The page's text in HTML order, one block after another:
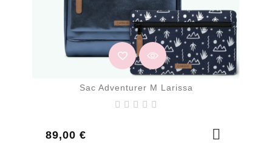
Sac Adventurer M Larissa
89,00 €
Prix